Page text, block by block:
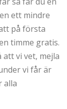
ett mindre
på första
timme gratis.
vi vet, mejla
vi får är
alla